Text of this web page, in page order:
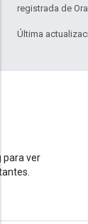
registrada de
Última
para ver